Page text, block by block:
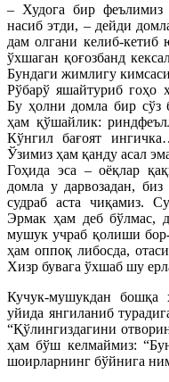
– Худога бир
насиб этди, – дейди
дам олгани келиб-кетиб
ўхшаган қоғозбанд
Бундаги жимлигу
Рўбарў яшайтуриб гоҳо
Бу ҳолни домла бир сўз
ҳам қўшайлик:
Кўнгил бағоят
Ўзимиз ҳам қанду асал
Гоҳида эса – оёқлар
домла у дарвозадан, биз
судраб аста чиқамиз.
Эрмак ҳам деб бўлмас,
мушук учраб қолиши
ҳам оппоқ либосда,
Хизр бувага ўхшаб шу
Кучук-мушукдан бошқа
уйида янгиланиб
“Қўлингиздагини
ҳам бўш келмаймиз:
шоирларнинг бўйнига